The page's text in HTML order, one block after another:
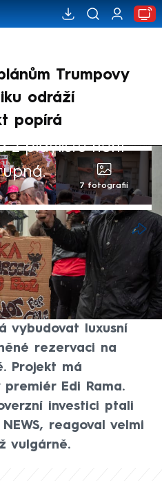
Trumpovy
odráží
popírá
z playlistu není
7 fotografií
,
Václav Černý
na jihovýchodě
plánům Ivanky
Dcera amerického
vybudovat luxusní
rezervaci na
Projekt má
Edi Rama.
investici ptali
reagoval velmi
vulgárně.